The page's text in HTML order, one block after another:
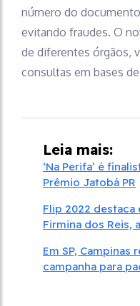
número do
evitando fraudes. O
de diferentes órgãos,
consultas em bases
Leia mais:
‘Na Perifa’ é
Prêmio Jatobá PR
Flip 2022 destaca
Firmina dos Reis,
Em SP,
campanha para